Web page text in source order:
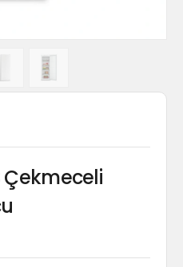
Çekmeceli